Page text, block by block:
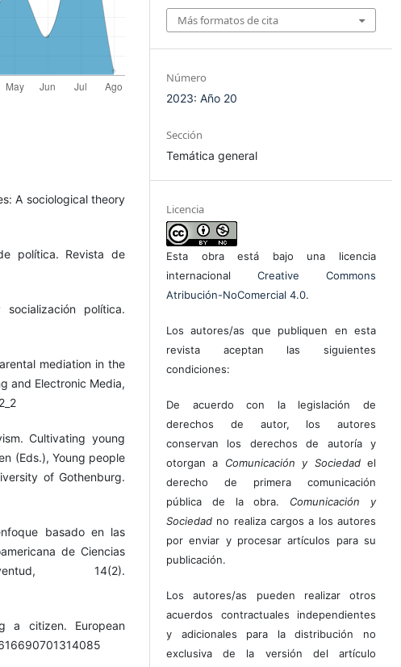
A sociological theory
política. Revista de
política.
mediation in the
and Electronic Media,
Cultivating young
(Eds.), Young people
of Gothenburg.
basado en las
de Ciencias
14(2).
a citizen. European
Más formatos de cita
Número
2023: Año 20
Sección
Temática general
Licencia
Esta obra está bajo una licencia
internacional Creative Commons
Atribución-NoComercial 4.0.
Los autores/as que publiquen en esta
revista aceptan las siguientes
condiciones:
De acuerdo con la legislación de
derechos de autor, los autores
conservan los derechos de autoría y
otorgan a Comunicación y Sociedadel
derecho de primera comunicación
pública de la obra. Comunicación y
Sociedad no realiza cargos a los autores
por enviar y procesar artículos para su
publicación.
Los autores/as pueden realizar otros
acuerdos contractuales independientes
y adicionales para la distribución no
exclusiva de la versión del artículo